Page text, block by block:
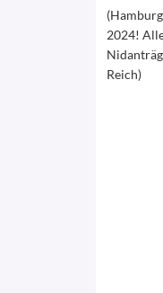
2024!
Reich)